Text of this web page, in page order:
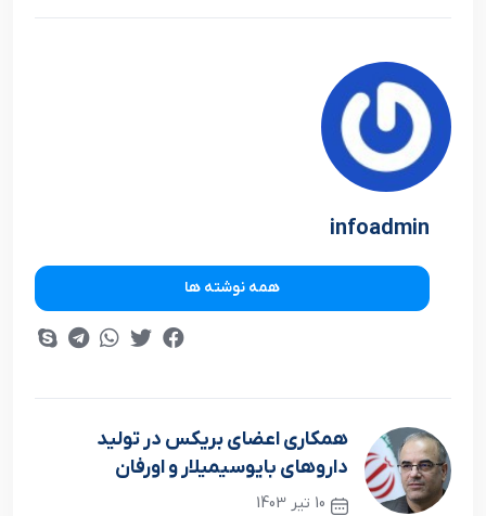
infoadmin
همه نوشته ها
همکاری اعضای بریکس در تولید
داروهای بایوسیمیلار و اورفان
10 تیر 1403